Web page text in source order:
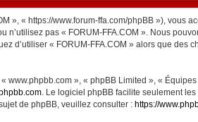
», « https://www.forum-ffa.com/phpBB »), vous
pas « FORUM-FFA.COM ». Nous
d’utiliser « FORUM-FFA.COM » alors que des
», « phpBB Limited », «
. Le logiciel phpBB facilite seulement
de phpBB, veuillez consulter : https://